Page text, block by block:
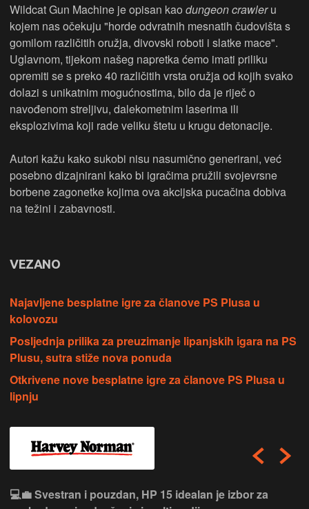
Wildcat Gun Machine je opisan kao dungeon crawleru
kojem nas očekuju "horde odvratnih mesnatih čudovišta s
gomilom različitih oružja, divovski roboti i slatke mace".
Uglavnom, tijekom našeg napretka ćemo imati priliku
opremiti se s preko 40 različitih vrsta oružja od kojih svako
dolazi s unikatnim mogućnostima, bilo da je riječ o
navođenom streljivu, dalekometnim laserima ili
eksplozivima koji rade veliku štetu u krugu detonacije.
Autori kažu kako sukobi nisu nasumično generirani, već
posebno dizajnirani kako bi igračima pružili svojevrsne
borbene zagonetke kojima ova akcijska pucačina dobiva
na težini i zabavnosti.
VEZANO
Najavljene besplatne igre za članove PS Plusa u
kolovozu
Posljednja prilika za preuzimanje lipanjskih igara na PS
Plusu, sutra stiže nova ponuda
Otkrivene nove besplatne igre za članove PS Plusa u
lipnju
💻💼 Svestran i pouzdan, HP 15 idealan je izbor za